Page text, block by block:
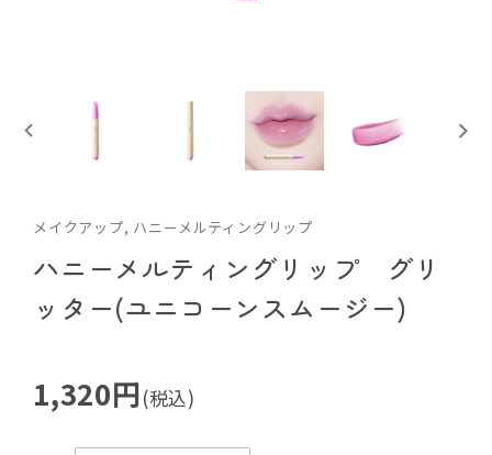
メイクアップ, ハニーメルティングリップ
ハニーメルティングリップ グリ
ッター(ユニコーンスムージー)
1,320円 (税込)